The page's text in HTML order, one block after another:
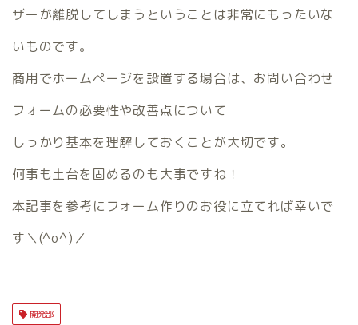
ザーが離脱してしまうということは非常にもったいな
いものです。
商用でホームページを設置する場合は、お問い合わせ
フォームの必要性や改善点について
しっかり基本を理解しておくことが大切です。
何事も土台を固めるのも大事ですね！
本記事を参考にフォーム作りのお役に立てれば幸いで
す＼(^o^)／
開発部